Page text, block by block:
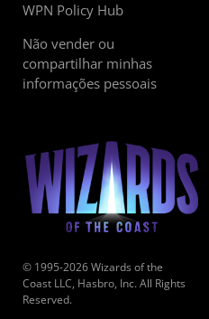
WPN Policy Hub
Não vender ou
compartilhar minhas
informações pessoais
© 1995-2026 Wizards of the
Coast LLC, Hasbro, Inc. All Rights
Reserved.